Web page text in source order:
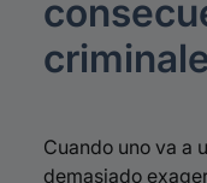
Cuando uno va a
demasiado